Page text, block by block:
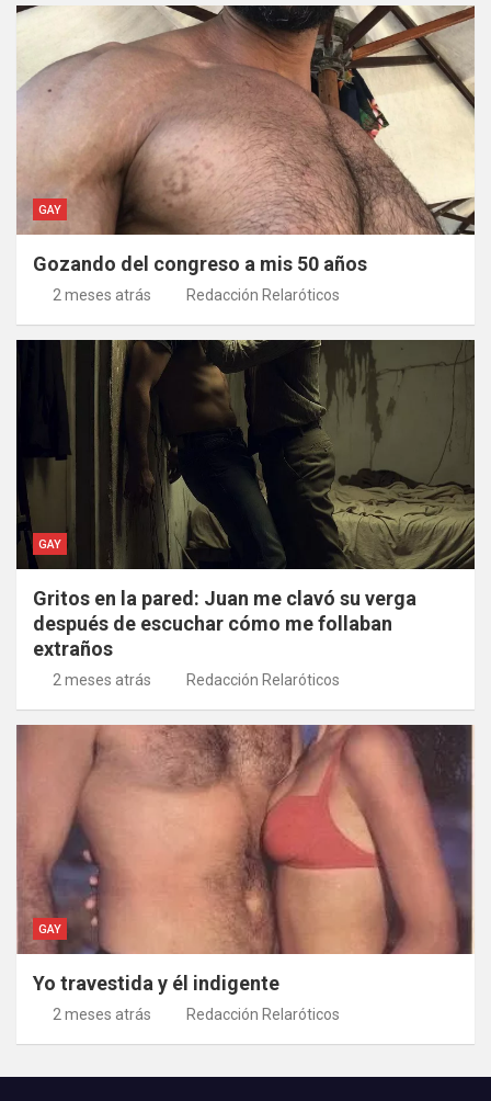
GAY
Gozando del congreso a mis 50 años
2 meses atrás Redacción Relaróticos
GAY
Gritos en la pared: Juan me clavó su verga
después de escuchar cómo me follaban
extraños
2 meses atrás Redacción Relaróticos
GAY
Yo travestida y él indigente
2 meses atrás Redacción Relaróticos